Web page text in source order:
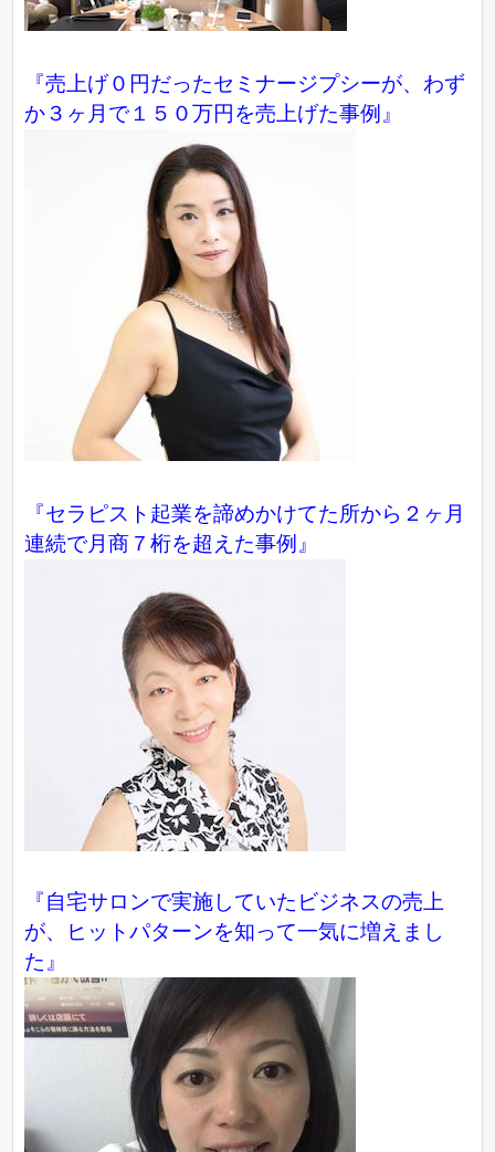
『売上げ０円だったセミナージプシーが、わず
か３ヶ月で１５０万円を売上げた事例』
『セラピスト起業を諦めかけてた所から２ヶ月
連続で月商７桁を超えた事例』
『自宅サロンで実施していたビジネスの売上
が、ヒットパターンを知って一気に増えまし
た』